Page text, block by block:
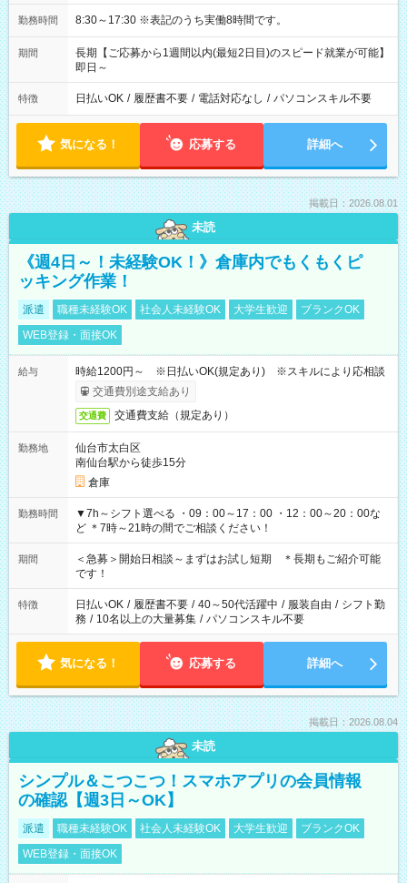
勤務時間 8:30～17:30 ※表記のうち実働8時間です。
期間
長期【ご応募から1週間以内(最短2日目)のスピード就業が可能】
即日～
特徴 日払いOK / 履歴書不要 / 電話対応なし / パソコンスキル不要
気になる！ 応募する 詳細へ
掲載日：2026.08.01
未読
《週4日～！未経験OK！》倉庫内でもくもくピ
ッキング作業！
派遣 職種未経験OK 社会人未経験OK 大学生歓迎
ブランクOK
WEB登録・面接OK
給与
時給1200円～ ※日払いOK(規定あり) ※スキルにより応相談
交通費別途支給あり
交通費 交通費支給（規定あり）
勤務地
仙台市太白区
南仙台駅から徒歩15分
倉庫
勤務時間
▼7h～シフト選べる ・09：00～17：00 ・12：00～20：00な
ど ＊7時～21時の間でご相談ください！
期間
＜急募＞開始日相談～まずはお試し短期 ＊長期もご紹介可能
です！
特徴 日払いOK / 履歴書不要 / 40～50代活躍中 / 服装自由 / シフト勤
務 / 10名以上の大量募集 / パソコンスキル不要
気になる！ 応募する 詳細へ
掲載日：2026.08.04
未読
シンプル＆こつこつ！スマホアプリの会員情報
の確認【週3日～OK】
派遣 職種未経験OK 社会人未経験OK 大学生歓迎
ブランクOK
WEB登録・面接OK